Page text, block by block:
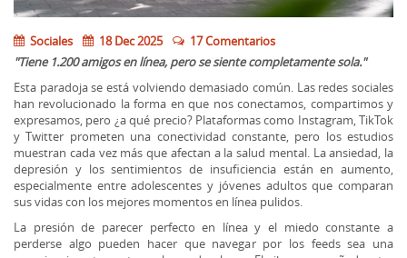
Sociales 18 Dec 2025
17 Comentarios
"Tiene 1.200 amigos en línea, pero se siente completamente sola."
Esta paradoja se está volviendo demasiado común. Las redes sociales
han revolucionado la forma en que nos conectamos, compartimos y
expresamos, pero ¿a qué precio? Plataformas como Instagram, TikTok
y Twitter prometen una conectividad constante, pero los estudios
muestran cada vez más que afectan a la salud mental. La ansiedad, la
depresión y los sentimientos de insuficiencia están en aumento,
especialmente entre adolescentes y jóvenes adultos que comparan
sus vidas con los mejores momentos en línea pulidos.
La presión de parecer perfecto en línea y el miedo constante a
perderse algo pueden hacer que navegar por los feeds sea una